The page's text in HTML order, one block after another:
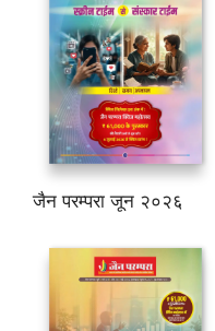
जैन परम्परा जून २०२६